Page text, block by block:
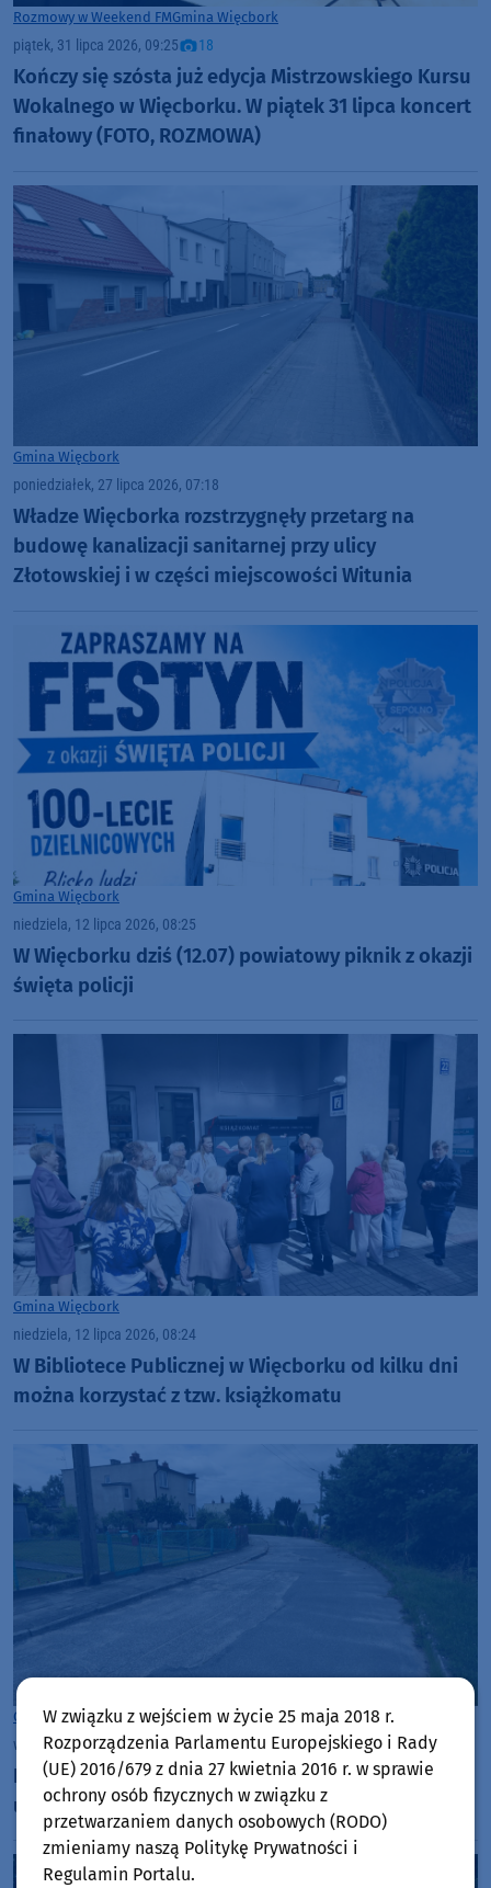
Rozmowy w Weekend FMGmina Więcbork
piątek, 31 lipca 2026, 09:25 18
Kończy się szósta już edycja Mistrzowskiego Kursu
Wokalnego w Więcborku. W piątek 31 lipca koncert
finałowy (FOTO, ROZMOWA)
Gmina Więcbork
poniedziałek, 27 lipca 2026, 07:18
Władze Więcborka rozstrzygnęły przetarg na
budowę kanalizacji sanitarnej przy ulicy
Złotowskiej i w części miejscowości Witunia
Gmina Więcbork
niedziela, 12 lipca 2026, 08:25
W Więcborku dziś (12.07) powiatowy piknik z okazji
święta policji
Gmina Więcbork
niedziela, 12 lipca 2026, 08:24
W Bibliotece Publicznej w Więcborku od kilku dni
można korzystać z tzw. książkomatu
Gmina Więcbork
wtorek, 7 lipca 2026, 07:28
Lada moment w Więcborku ruszy przebudowa
ulicy Słonecznej. Wraz z wodociągami
W związku z wejściem w życie 25 maja 2018 r.
Rozporządzenia Parlamentu Europejskiego i Rady
(UE) 2016/679 z dnia 27 kwietnia 2016 r. w sprawie
ochrony osób fizycznych w związku z
przetwarzaniem danych osobowych (RODO)
zmieniamy naszą Politykę Prywatności i
Regulamin Portalu.